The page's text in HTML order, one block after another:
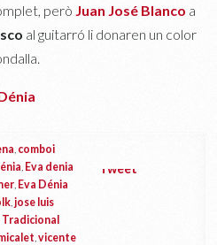
però Juan José Blanco a
al guitarró li donaren un color
comboi
Eva denia
Eva Dénia
,jose luis
Tradicional
,vicente
Tweet